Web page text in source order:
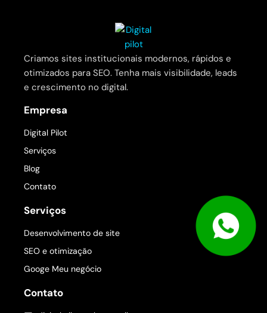
Criamos sites institucionais modernos, rápidos e
otimizados para SEO. Tenha mais visibilidade, leads
e crescimento no digital.
Empresa
Digital Pilot
Serviços
Blog
Contato
Serviços
Desenvolvimento de site
SEO e otimização
Googe Meu negócio
Contato